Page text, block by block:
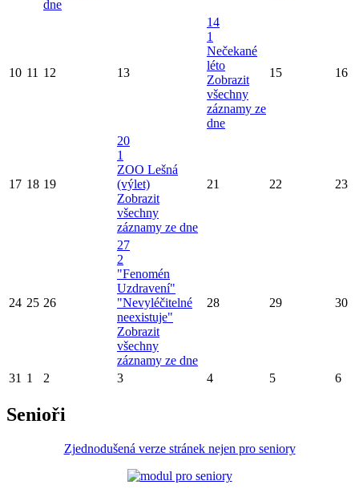
dne
10 11 12 13
14
1
Nečekané
léto
Zobrazit
všechny
záznamy ze
dne
15 16
17 18 19
20
1
ZOO Lešná
(výlet)
Zobrazit
všechny
záznamy ze dne
21 22 23
24 25 26
27
2
"Fenomén
Uzdravení"
"Nevyléčitelné
neexistuje"
Zobrazit
všechny
záznamy ze dne
28 29 30
31 1 2 3 4 5 6
Senioři
Zjednodušená verze stránek nejen pro seniory